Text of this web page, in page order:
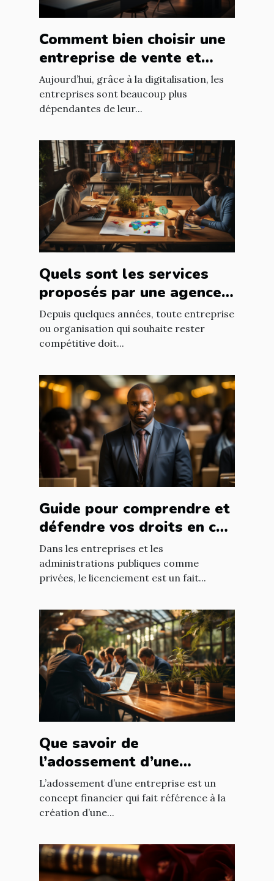
Comment bien choisir une
entreprise de vente et
d'installation de parc
informatique ?
Aujourd’hui, grâce à la digitalisation, les
entreprises sont beaucoup plus
dépendantes de leur...
Quels sont les services
proposés par une agence
web ?
Depuis quelques années, toute entreprise
ou organisation qui souhaite rester
compétitive doit...
Guide pour comprendre et
défendre vos droits en cas
de licenciement abusif
Dans les entreprises et les
administrations publiques comme
privées, le licenciement est un fait...
Que savoir de
l’adossement d’une
entreprise ?
L’adossement d’une entreprise est un
concept financier qui fait référence à la
création d’une...